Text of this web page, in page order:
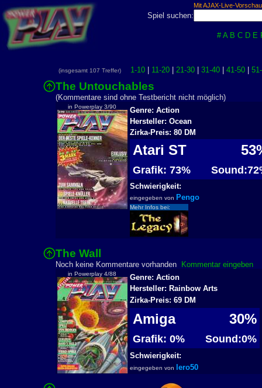
Mit AJAX-Live-
Spiel suchen:
# A B C D E
(insgesamt 107 Treffer) 1-10 11-20 21-30 31-40 41-50
The Untouchables
(Kommentare sind ohne Testbericht nicht möglich)
in Powerplay 3/90
Genre: Action
Hersteller: Ocean
Zirka-Preis: 80 DM
Atari ST
Grafik: 73%
Schwierigkeit:
eingegeben von Pengo
Mehr Infos bei:
The Wall
Noch keine Kommentare vorhanden
Kommentar eingeben
in Powerplay 4/88
Genre: Action
Hersteller: Rainbow Arts
Zirka-Preis: 69 DM
Amiga 30%
Grafik: 0% Sound:0%
Schwierigkeit:
eingegeben von lero50